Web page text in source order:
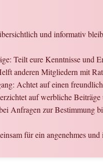
und informativ
Teilt eure Kenntnisse und
anderen Mitgliedern mit
Achtet auf einen
auf werbliche
Anfragen zur Bestimmung
für ein angenehmes